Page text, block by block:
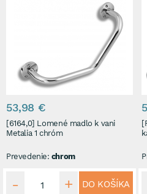
53,98 €
[6164,0] Lomené madlo k vani
Metalia 1 chróm
Prevedenie: chrom
DO KOŠÍKA